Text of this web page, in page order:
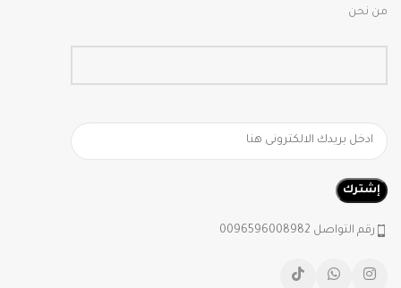
من نحن
رقم التواصل 0096596008982